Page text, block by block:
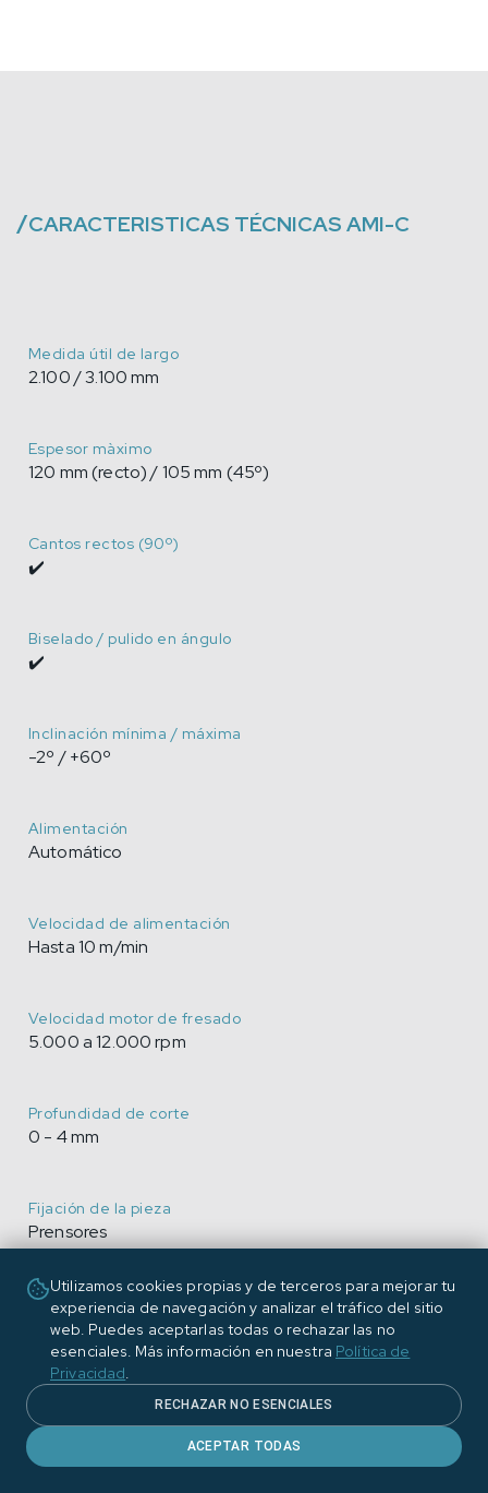
/CARACTERISTICAS TÉCNICASAMI-C
Medida útil de largo
2.100 / 3.100 mm
Espesor màximo
120 mm (recto) / 105 mm (45º)
Cantos rectos (90º)
✔️
Biselado / pulido en ángulo
✔️
Inclinación mínima / máxima
-2º / +60º
Alimentación
Automático
Velocidad de alimentación
Hasta 10 m/min
Velocidad motor de fresado
5.000 a 12.000 rpm
Profundidad de corte
0 - 4 mm
Fijación de la pieza
Prensores
Número de prensores
5 - 12
Alimentación eléctrica
220 V 3PH/ 380V 3PH+N // 60Hz/ 50H Alimentació
elèctrica
Utilizamos cookies propias y de terceros para mejorar tu
experiencia de navegación y analizar el tráfico del sitio
web. Puedes aceptarlas todas o rechazar las no
esenciales. Más información en nuestra Política de
Privacidad.
RECHAZAR NO ESENCIALES
ACEPTAR TODAS